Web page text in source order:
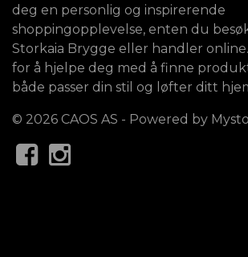
deg en personlig og inspirerende
shoppingopplevelse, enten du
Storkaia Brygge eller handler
for å hjelpe deg med å finne
både passer din stil og løfter ditt
© 2026 CAOS AS - Powered by